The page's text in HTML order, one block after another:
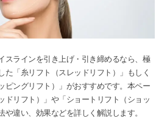
スラインを引き上げ・引き締めるなら、極
た「糸リフト（スレッドリフト）」もしく
ピングリフト）」がおすすめです。本ペー
ドリフト）」や「ショートリフト（ショッ
や違い、効果などを詳しく解説します。